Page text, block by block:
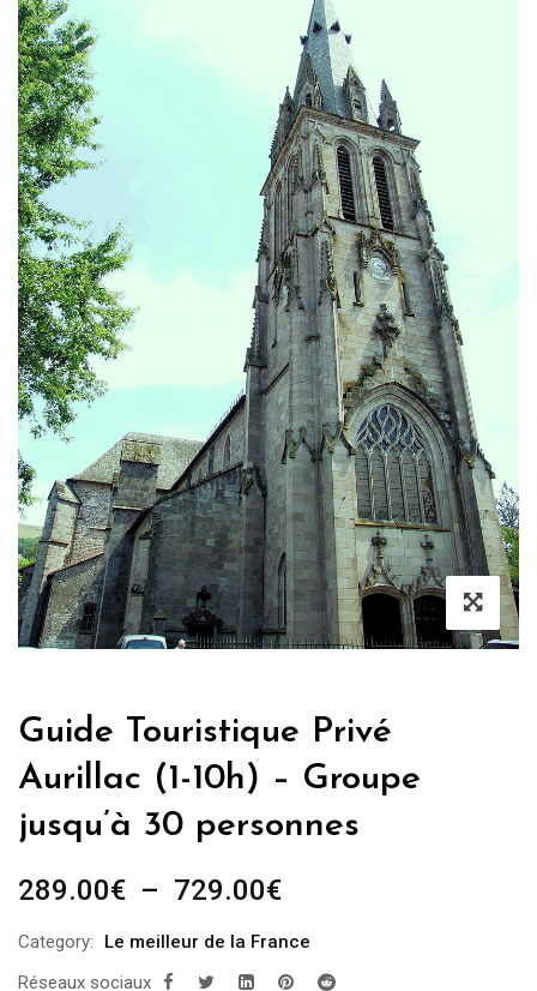
Guide Touristique Privé
Aurillac (1-10h) – Groupe
jusqu’à 30 personnes
289.00€ – 729.00€Plage
prix :
Category:
Le meilleur de la France
Réseaux sociaux